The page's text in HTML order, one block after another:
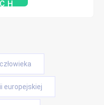
europejskiej